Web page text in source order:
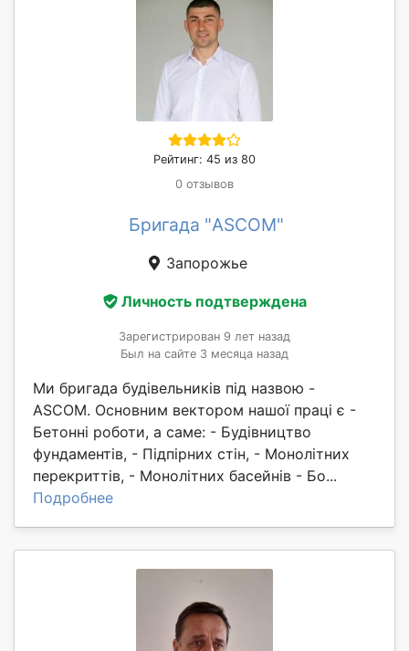
Рейтинг: 45 из 80
0 отзывов
Бригада "ASCOM"
Запорожье
Личность подтверждена
Зарегистрирован 9 лет назад
Был на сайте 3 месяца назад
Ми бригада будівельників під назвою -
ASCOM. Основним вектором нашої праці є -
Бетонні роботи, а саме: - Будівництво
фундаментів, - Підпірних стін, - Монолітних
перекриттів, - Монолітних басейнів - Бо...
Подробнее